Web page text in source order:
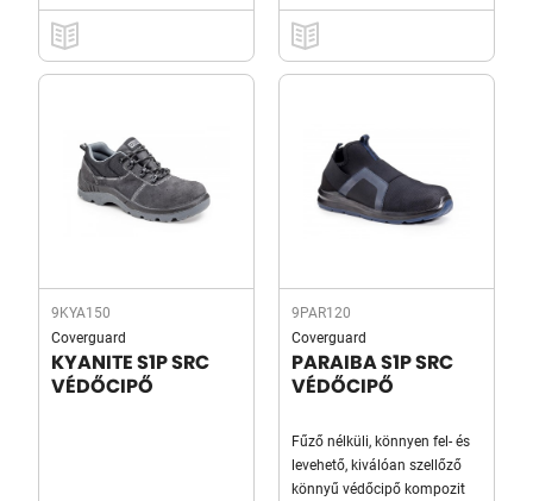
9KYA150
Coverguard
KYANITE S1P SRC
VÉDŐCIPŐ
9PAR120
Coverguard
PARAIBA S1P SRC
VÉDŐCIPŐ
Fűző nélküli, könnyen fel- és
levehető, kiválóan szellőző
könnyű védőcipő kompozit